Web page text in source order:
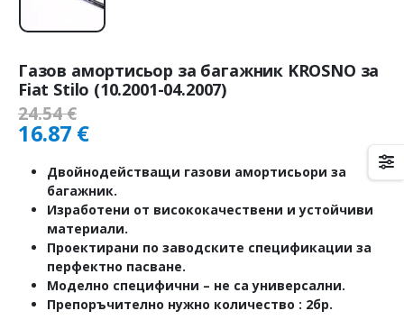
Газов амортисьор за багажник KROSNO за
Fiat Stilo (10.2001-04.2007)
24.54€
16.87 €
Двойнодействащи газови амортисьори за
багажник.
Изработени от висококачествени и устойчиви
материали.
Проектирани по заводските спецификации за
перфектно пасване.
Моделно специфични – не са универсални.
Препоръчително нужно количество : 2бр.